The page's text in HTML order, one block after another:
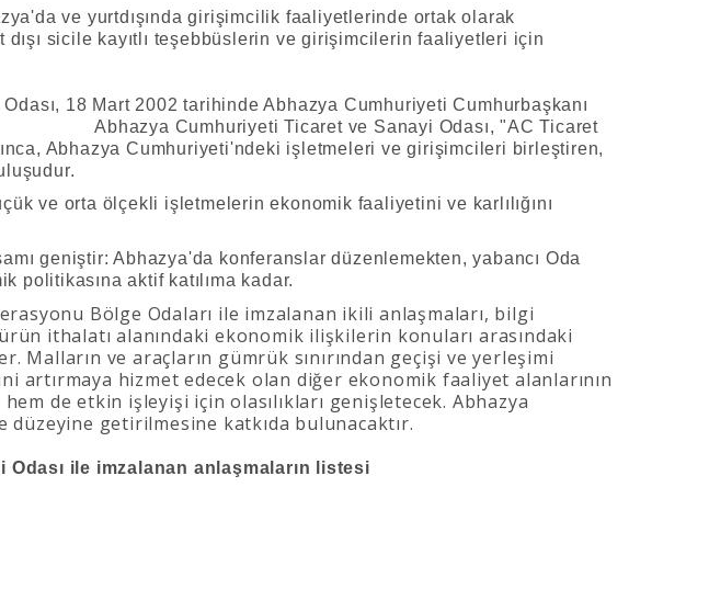
ve yurtdışında girişimcilik faaliyetlerinde ortak olarak
sicile kayıtlı teşebbüslerin ve girişimcilerin faaliyetleri için
18 Mart 2002 tarihinde Abhazya Cumhuriyeti Cumhurbaşkanı
Cumhuriyeti Ticaret ve Sanayi Odası, "AC Ticaret
Abhazya Cumhuriyeti'ndeki işletmeleri ve girişimcileri birleştiren,
ve orta ölçekli işletmelerin ekonomik faaliyetini ve karlılığını
geniştir: Abhazya'da konferanslar düzenlemekten, yabancı Oda
politikasına aktif katılıma kadar.
Bölge Odaları ile imzalanan ikili anlaşmaları, bilgi
ithalatı alanındaki ekonomik ilişkilerin konuları arasındaki
Malların ve araçların gümrük sınırından geçişi ve yerleşimi
artırmaya hizmet edecek olan diğer ekonomik faaliyet alanlarının
de etkin işleyişi için olasılıkları genişletecek. Abhazya
getirilmesine katkıda bulunacaktır.
ile imzalanan anlaşmaların listesi